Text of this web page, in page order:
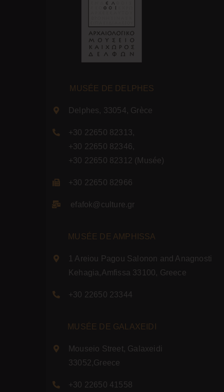
MUSÉE DE DELPHES
Delphes, 33054, Grèce
+30 22650 82313,
+30 22650 82346,
+30 22650 82312 (Musée)
+30 22650 82966
efafok@culture.gr
MUSÉE DE AMPHISSA
1 Areiou Pagou Salonon and Anagnosti
Kehagia,Amfissa 33100, Greece
+30 22650 23344
MUSÉE DE GALAXEIDI
Mouseio Street, Galaxeidi
33052,Greece
+30 22650 41558